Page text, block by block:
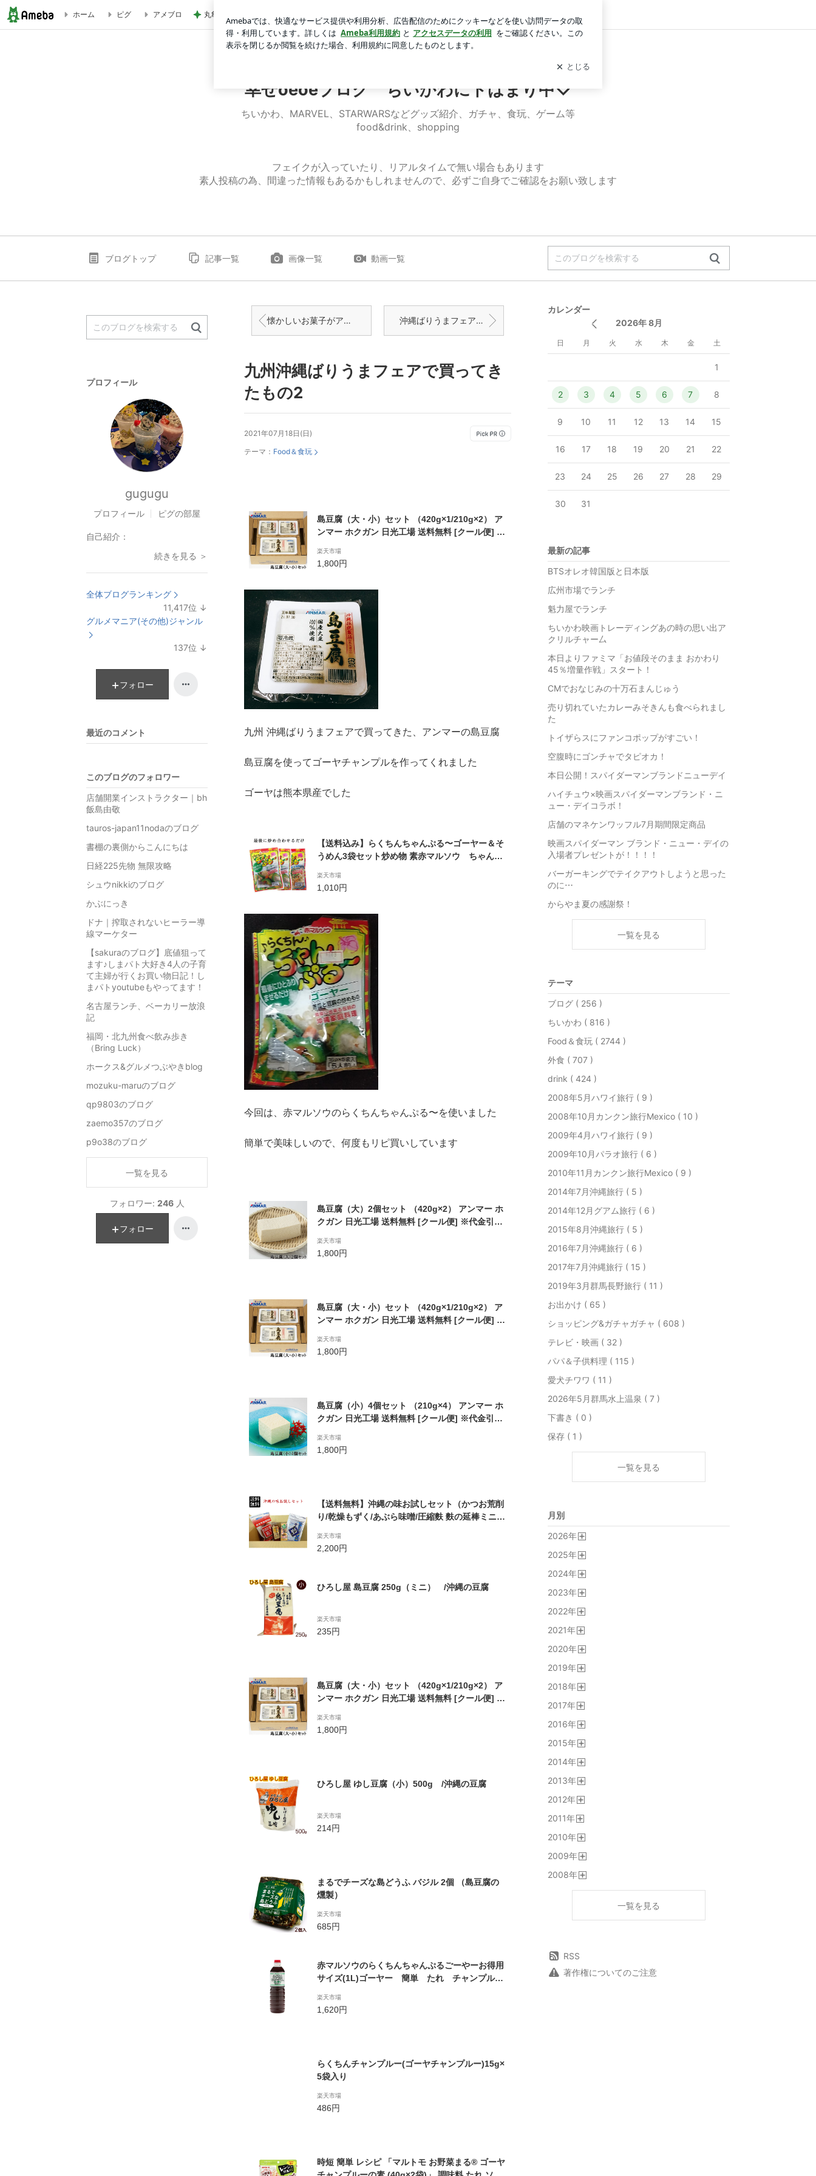
九州沖縄ばりうまフェアで買ってきたもの2 | 幸せoeoeブログ ちいかわにドはまり中♡
ホーム ピグ アメブロ 丸亀で食べた計1380円の昼食 ログイン
幸せoeoeブログ ちいかわにドはまり中♡
ちいかわ、MARVEL、STARWARSなどグッズ紹介、ガチャ、食玩、ゲーム等
food&drink、shopping
フェイクが入っていたり、リアルタイムで無い場合もあります
素人投稿の為、間違った情報もあるかもしれませんので、必ずご自身でご確認をお願い致します
ブログトップ 記事一覧 画像一覧 動画一覧
懐かしいお菓子がアイスになって登場！ 沖縄ばりうまフェアで買ってきたオススメ品
九州沖縄ばりうまフェアで買ってき
たもの2
2021年07月18日(日)
テーマ： Food＆食玩
島豆腐（大・小）セット （420g×1/210g×2） ア
ンマー ホクガン 日光工場 送料無料 [クール便] ※
楽天市場
1,800円
九州 沖縄ばりうまフェアで買ってきた、アンマーの島豆腐
島豆腐を使ってゴーヤチャンプルを作ってくれました
ゴーヤは熊本県産でした
【送料込み】らくちんちゃんぷる〜ゴーヤー＆そ
うめん3袋セット炒め物 素赤マルソウ ちゃんぷ
ん 沖縄料理 ゴーヤ チャンプル 沖縄料理
送料無料
楽天市場
1,010円
今回は、赤マルソウのらくちんちゃんぷる〜を使いました
簡単で美味しいので、何度もリピ買いしています
島豆腐（大）2個セット （420g×2） アンマー ホ
クガン 日光工場 送料無料 [クール便] ※代金引換
楽天市場
1,800円
島豆腐（大・小）セット （420g×1/210g×2） ア
ンマー ホクガン 日光工場 送料無料 [クール便] ※
楽天市場
1,800円
島豆腐（小）4個セット （210g×4） アンマー ホ
クガン 日光工場 送料無料 [クール便] ※代金引換
楽天市場
1,800円
【送料無料】沖縄の味お試しセット（かつお荒削
り/乾燥もずく/あぶら味噌/圧縮麩 麩の延棒ミニ）
楽天市場
2,200円
ひろし屋 島豆腐 250g（ミニ） /沖縄の豆腐
楽天市場
235円
島豆腐（大・小）セット （420g×1/210g×2） ア
ンマー ホクガン 日光工場 送料無料 [クール便] ※
楽天市場
1,800円
ひろし屋 ゆし豆腐（小）500g /沖縄の豆腐
楽天市場
214円
まるでチーズな島どうふ バジル 2個 （島豆腐の
燻製）
楽天市場
685円
赤マルソウのらくちんちゃんぷるごーやーお得用
サイズ(1L)ゴーヤー 簡単 たれ チャンプル
ゴーヤ ちゃんぷるー 居酒屋 だし ゴーヤチ
ャンプル 沖縄料理 レシピ ちゃんぷる 飲食店
楽天市場
1,620円
らくちんチャンプルー(ゴーヤチャンプルー)15g×
5袋入り
楽天市場
486円
時短 簡単 レシピ 「マルトモ お野菜まる® ゴーヤ
カレンダー
2026年 8月
日 月 火 水 木 金 土
1
2 3 4 5 6 7 8
9 10 11 12 13 14 15
16 17 18 19 20 21 22
23 24 25 26 27 28 29
30 31
最新の記事
BTSオレオ韓国版と日本版
広州市場でランチ
魁力屋でランチ
ちいかわ映画トレーディングあの時の思い出ア
クリルチャー厶
本日よりファミマ「お値段そのまま おかわり
45％増量作戦」スタート！
CMでおなじみの十万石まんじゅう
売り切れていたカレーみそきんも食べられまし
た
トイザらスにファンコポップがすごい！
空腹時にゴンチャでタピオカ！
本日公開！スパイダーマンブランドニューデイ
ハイチュウ×映画スパイダーマンブランド・ニ
ュー・デイコラボ！
店舗のマネケンワッフル7月期間限定商品
映画スパイダーマン ブランド・ニュー・デイの
入場者プレゼントが！！！！
バーガーキングでテイクアウトしようと思った
のに⋯
からやま夏の感謝祭！
一覧を見る
テーマ
ブログ ( 256 )
ちいかわ ( 816 )
Food＆食玩 ( 2744 )
外食 ( 707 )
drink ( 424 )
2008年5月ハワイ旅行 ( 9 )
2008年10月カンクン旅行Mexico ( 10 )
2009年4月ハワイ旅行 ( 9 )
2009年10月パラオ旅行 ( 6 )
2010年11月カンクン旅行Mexico ( 9 )
2014年7月沖縄旅行 ( 5 )
2014年12月グアム旅行 ( 6 )
2015年8月沖縄旅行 ( 5 )
2016年7月沖縄旅行 ( 6 )
2017年7月沖縄旅行 ( 15 )
2019年3月群馬長野旅行 ( 11 )
お出かけ ( 65 )
ショッピング&ガチャガチャ ( 608 )
テレビ・映画 ( 32 )
パパ＆子供料理 ( 115 )
愛犬チワワ ( 11 )
2026年5月群馬水上温泉 ( 7 )
下書き ( 0 )
保存 ( 1 )
一覧を見る
月別
2026年
2025年
2024年
2023年
2022年
2021年
2020年
2019年
2018年
2017年
2016年
2015年
2014年
2013年
2012年
2011年
2010年
2009年
2008年
一覧を見る
RSS
著作権についてのご注意
プロフィール
gugugu
プロフィール ピグの部屋
自己紹介：
続きを見る ＞
全体ブログランキング
11,417位 ↓
グルメマニア(その他)ジャンル
137位 ↓
フォロー
最近のコメント
このブログのフォロワー
店舗開業インストラクター｜bh
飯島由敬
tauros-japan11nodaのブログ
書棚の裏側からこんにちは
日経225先物 無限攻略
シュウnikkiのブログ
かぶにっき
ドナ｜搾取されないヒーラー導
線マーケター
【sakuraのブログ】底値狙って
ます♪しまパト大好き4人の子育
て主婦が行くお買い物日記！し
まパトyoutubeもやってます！
名古屋ランチ、ベーカリー放浪
記
福岡・北九州食べ飲み歩き
（Bring Luck）
ホークス&グルメつぶやきblog
mozuku-maruのブログ
qp9803のブログ
zaemo357のブログ
p9o38のブログ
一覧を見る
フォロワー: 246 人
フォロー